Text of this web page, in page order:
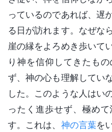
っているのであれば、遅
る日が訪れます。なぜな
崖の縁をよろめき歩いて
り神を信仰してきたも
ず、神の心も理解してい
した。このような人はい
ったく進歩せず、極め
す。これは、 神の言葉を